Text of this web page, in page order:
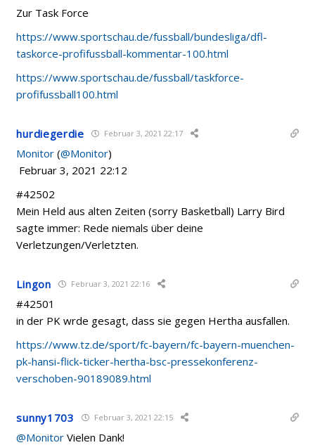
Zur Task Force
https://www.sportschau.de/fussball/bundesliga/dfl-
taskorce-profifussball-kommentar-100.html
https://www.sportschau.de/fussball/taskforce-
profifussball100.html
hurdiegerdie Februar 3, 2021 22:17
Monitor (@Monitor)
Februar 3, 2021 22:12
#42502
Mein Held aus alten Zeiten (sorry Basketball) Larry Bird
sagte immer: Rede niemals über deine
Verletzungen/Verletzten.
Lingon Februar 3, 2021 22:16
#42501
in der PK wrde gesagt, dass sie gegen Hertha ausfallen.
https://www.tz.de/sport/fc-bayern/fc-bayern-muenchen-
pk-hansi-flick-ticker-hertha-bsc-pressekonferenz-
verschoben-90189089.html
sunny1703 Februar 3, 2021 22:15
@Monitor Vielen Dank!